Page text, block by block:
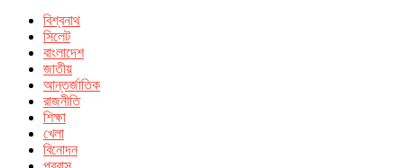
বিশ্বনাথ
সিলেট
বাংলাদেশ
জাতীয়
আন্তর্জাতিক
রাজনীতি
শিক্ষা
খেলা
বিনোদন